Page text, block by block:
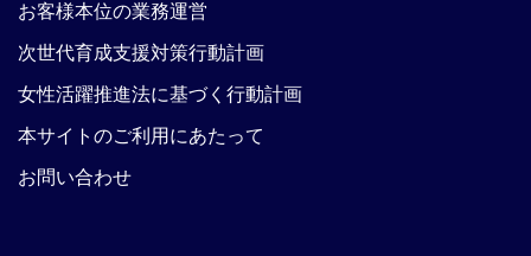
お客様本位の業務運営
次世代育成支援対策行動計画
女性活躍推進法に基づく行動計画
本サイトのご利用にあたって
お問い合わせ